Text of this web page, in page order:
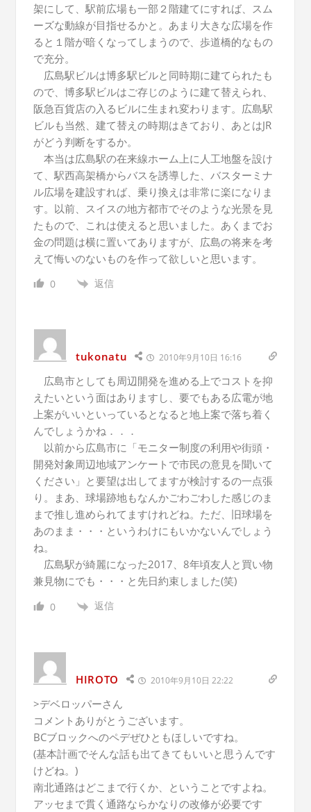
架にして、駅前広場も一部２階建てにすれば、スム
ーズな動線が目指せるかと。あまり大きな広場を作
ると１階が暗くなってしまうので、歩道橋的なもの
で充分。
広島駅ビルは博多駅ビルと同時期に建てられたも
ので、博多駅ビルはご存じのように建て替えられ、
阪急百貨店の入るビルに生まれ変わります。広島駅
ビルも当然、建て替えの時期はきており、あとはJR
がどう判断をするか。
本当は広島駅の在来線ホーム上に人工地盤を設け
て、駅西高架橋からバスを誘導した、バスターミナ
ル広場を建設すれば、乗り換えは非常に楽になりま
す。以前、スイスの地方都市でそのような光景を見
たもので、これは使えると思いました。あくまでお
金の問題は横に置いてありますが、広島の将来を考
えて悔いのないものを作って欲しいと思います。
0 返信
tukonatu 2010年9月10日 16:16
広島市としても周辺開発を進める上でコストを抑
えたいという面はありますし、要でもある広電が地
上案がいいといっているとなると地上案で落ち着く
んでしょうかね．．．
以前から広島市に「モニター制度の利用や街頭・
開発対象周辺地域アンケートで市民の意見を聞いて
ください」と要望は出してますが検討するの一点張
り。まあ、球場跡地もなんかごわごわした感じのま
まで推し進められてますけれどね。ただ、旧球場を
あのまま・・・というわけにもいかないんでしょう
ね。
広島駅が綺麗になった2017、8年頃友人と買い物
兼見物にでも・・・と先日約束しました(笑)
0 返信
HIROTO 2010年9月10日 22:22
>デベロッパーさん
コメントありがとうございます。
BCブロックへのペデぜひともほしいですね。
(基本計画でそんな話も出てきてもいいと思うんです
けどね。)
南北通路はどこまで行くか、ということですよね。
アッセまで貫く通路ならかなりの改修が必要です